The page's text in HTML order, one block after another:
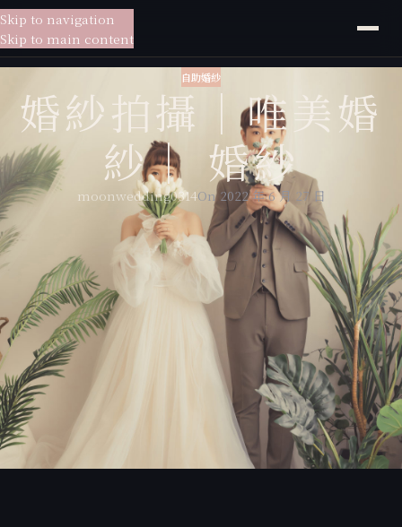
貳月婚紗
Skip to navigation
Skip to main content
自助婚紗
婚紗拍攝｜唯美婚
紗｜ 婚紗
moonwedding0314On 2022 年 6 月 27 日
婚紗攝影：貳月婚紗君川
新娘秘書：貳月婚紗米妃
拍攝地點：貳月婚紗攝影棚、赤峰街、新兒童樂園
新人姓名：育瑋＆雯榆